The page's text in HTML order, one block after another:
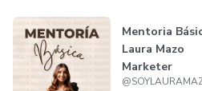
Mentoria
Laura Mazo
Marketer